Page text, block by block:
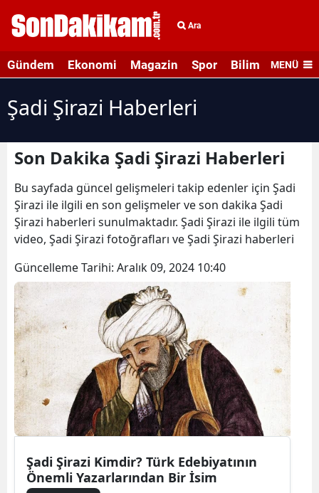
Ara
Gündem Ekonomi Magazin Spor Bilim veMENÜ
Şadi Şirazi Haberleri
Son Dakika Şadi Şirazi Haberleri
Bu sayfada güncel gelişmeleri takip edenler için Şadi
Şirazi ile ilgili en son gelişmeler ve son dakika Şadi
Şirazi haberleri sunulmaktadır. Şadi Şirazi ile ilgili tüm
video, Şadi Şirazi fotoğrafları ve Şadi Şirazi haberleri
Güncelleme Tarihi: Aralık 09, 2024 10:40
Şadi Şirazi Kimdir? Türk Edebiyatının
Önemli Yazarlarından Bir İsim